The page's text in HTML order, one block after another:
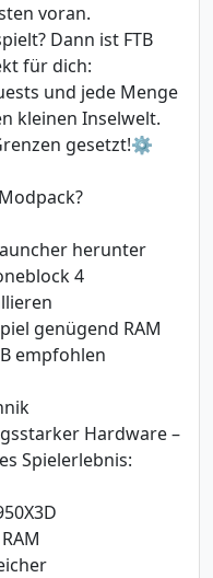
voran.
Dann ist FTB
für dich:
und jede Menge
kleinen Inselwelt.
gesetzt!⚙️
herunter
4
genügend RAM
empfohlen
Hardware –
Spielerlebnis: